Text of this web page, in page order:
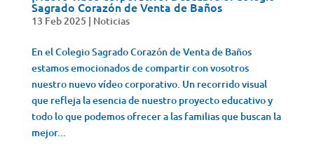
Sagrado Corazón de Venta de Baños
13 Feb 2025 | Noticias
En el Colegio Sagrado Corazón de Venta de Baños
estamos emocionados de compartir con vosotros
nuestro nuevo vídeo corporativo. Un recorrido visual
que refleja la esencia de nuestro proyecto educativo y
todo lo que podemos ofrecer a las familias que buscan la
mejor...